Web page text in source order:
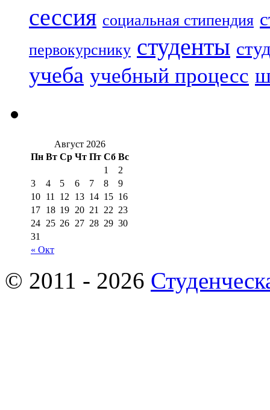
сессия социальная стипендия
первокурснику студенты
учеба учебный процесс
Август 2026
Пн Вт Ср Чт Пт Сб Вс
« Окт
1
2
3
4 5 6 7 8
9
10 11 12 13 14 15 16
17 18 19 20 21 22 23
24 25 26 27 28 29 30
31
© 2011 - 2026